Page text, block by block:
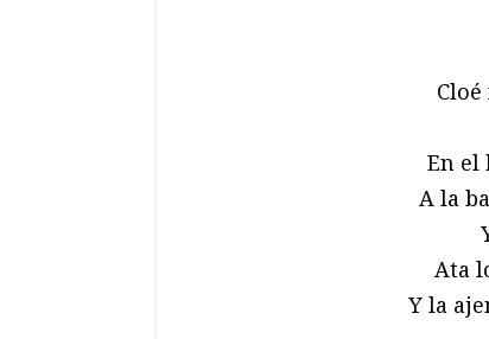
En el
A la
Ata
Y la